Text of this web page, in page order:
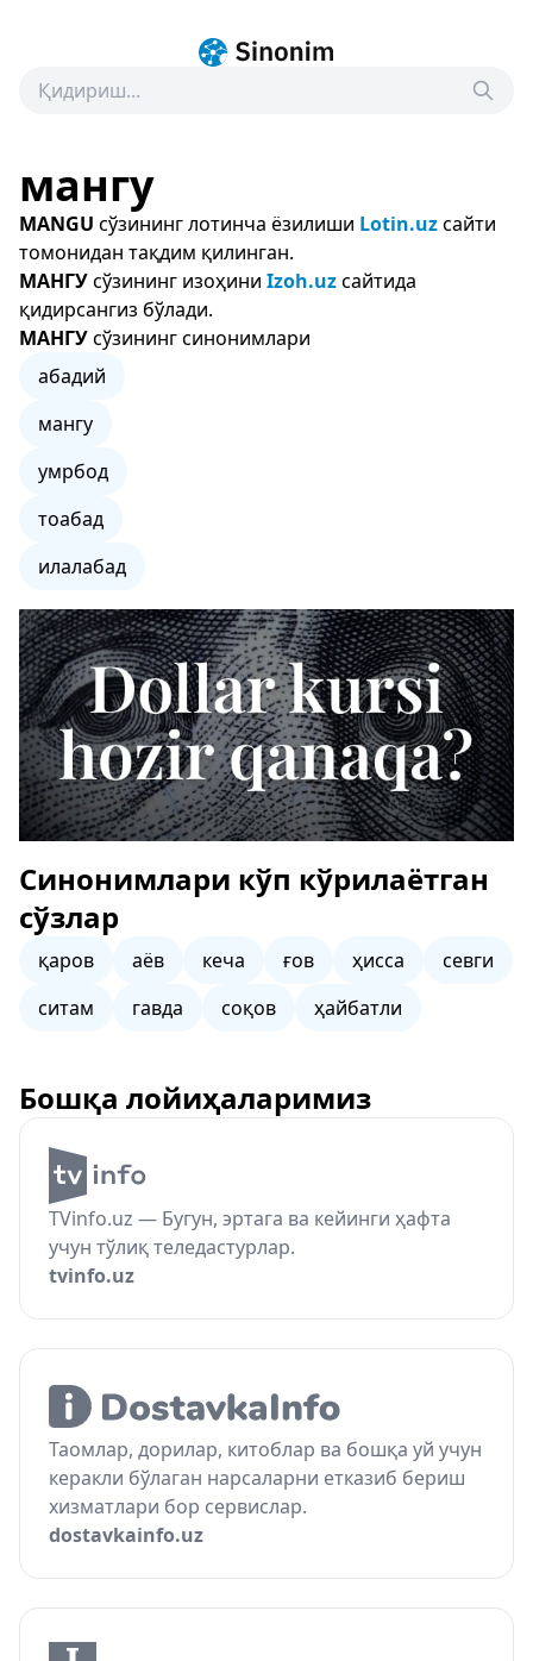
мангу
MANGU сўзининг лотинча ёзилиши Lotin.uzсайти
томонидан тақдим қилинган.
МАНГУсўзининг изоҳини Izoh.uzсайтида
қидирсангиз бўлади.
МАНГУсўзининг синонимлари
абадий
мангу
умрбод
тоабад
илалабад
Синонимлари кўп кўрилаётган
сўзлар
қаров аёв кеча ғов ҳисса
севги
ситам
гавда соқов ҳайбатли
Бошқа лойиҳаларимиз
TVinfo.uz — Бугун, эртага ва кейинги ҳафта
учун тўлиқ теледастурлар.
tvinfo.uz
Таомлар, дорилар, китоблар ва бошқа уй учун
керакли бўлаган нарсаларни етказиб бериш
хизматлари бор сервислар.
dostavkainfo.uz